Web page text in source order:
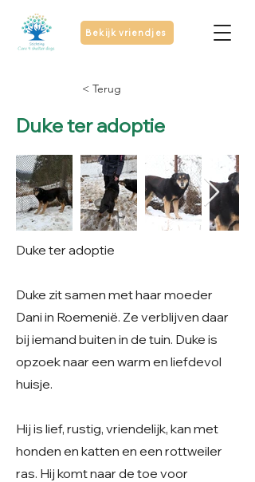
Bekijk vriendjes
< Terug
Duke ter adoptie
Duke ter adoptie
Duke zit samen met haar moeder
Dani in Roemenië. Ze verblijven daar
bij iemand buiten in de tuin. Duke is
opzoek naar een warm en liefdevol
huisje.
Hij is lief, rustig, vriendelijk, kan met
honden en katten en een rottweiler
ras. Hij komt naar de toe voor